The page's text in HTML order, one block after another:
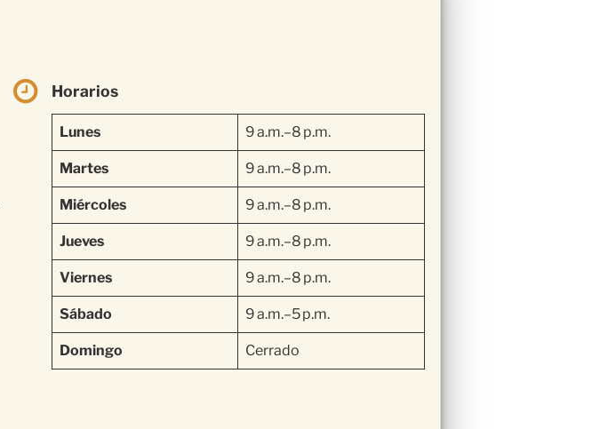
Horarios
Lunes 9 a.m.–8 p.m.
Martes 9 a.m.–8 p.m.
Miércoles 9 a.m.–8 p.m.
Jueves 9 a.m.–8 p.m.
Viernes 9 a.m.–8 p.m.
Sábado 9 a.m.–5 p.m.
Domingo Cerrado